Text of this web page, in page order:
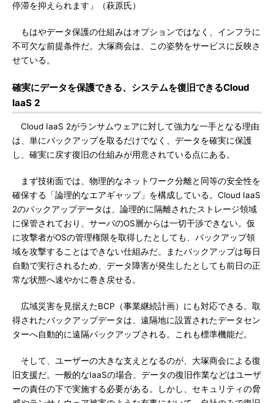
停滞を抑えられます」（萩原氏）
もはやデータ保護の仕組みはオプションではなく、インフラに
不可欠な前提条件だ。大塚商会は、この姿勢をサービスに反映さ
せている。
確実にデータを保護できる、システムを復旧できるCloud
IaaS 2
Cloud IaaS 2がランサムウェアに対して強力な一手となる理由
は、単にバックアップを取るだけでなく、データを確実に保護
し、確実に戻す復旧の仕組みが用意されている点にある。
まず技術面では、物理的なネットワーク分離と同等の安全性を
確保する「論理的なエアギャップ」を構成している。Cloud IaaS
2のバックアップデータは、論理的に隔離されたストレージ領域
に保管されており、サーバのOS層からは一切干渉できない。仮
に攻撃者がOSの管理権限を取得したとしても、バックアップ領
域を攻撃することはできない仕組みだ。またバックアップは毎日
自動で実行されるため、データ障害が発生したとしても前日の正
常な状態へ速やかに巻き戻せる。
広域災害を見据えたBCP（事業継続計画）にも対応できる。取
得されたバックアップデータは、遠隔地に設置されたデータセン
ターへ自動的に遠隔バックアップされる。これも標準機能だ。
そして、ユーザーの大きな支えとなるのが、大塚商会による復
旧支援だ。一般的なIaaSの場合、データの復旧作業などはユーザ
ーの責任の下で実施する必要がある。しかし、セキュリティの脅